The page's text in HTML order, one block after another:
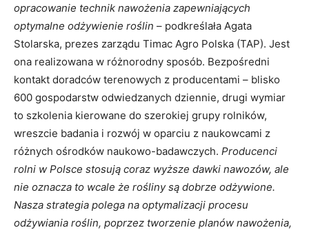
opracowanie technik nawożenia zapewniających
optymalne odżywienie roślin – podkreślała Agata
Stolarska, prezes zarządu Timac Agro Polska (TAP). Jest
ona realizowana w różnorodny sposób. Bezpośredni
kontakt doradców terenowych z producentami – blisko
600 gospodarstw odwiedzanych dziennie, drugi wymiar
to szkolenia kierowane do szerokiej grupy rolników,
wreszcie badania i rozwój w oparciu z naukowcami z
różnych ośrodków naukowo-badawczych. Producenci
rolni w Polsce stosują coraz wyższe dawki nawozów, ale
nie oznacza to wcale że rośliny są dobrze odżywione.
Nasza strategia polega na optymalizacji procesu
odżywiania roślin, poprzez tworzenie planów nawożenia,